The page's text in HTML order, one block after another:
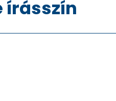
írásszín